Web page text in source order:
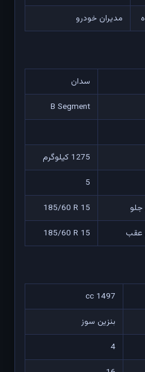
مدیران خودرو
سدان
B Segment
1275 کیلوگرم
5
جلو
185/60 R 15
عقب
185/60 R 15
1497 cc
بنزین سوز
4